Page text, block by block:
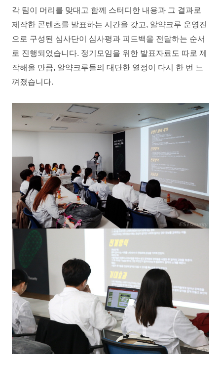
각 팀이 머리를 맞대고 함께 스터디한 내용과 그 결과로
제작한 콘텐츠를 발표하는 시간을 갖고, 알약크루 운영진
으로 구성된 심사단이 심사평과 피드백을 전달하는 순서
로 진행되었습니다. 정기모임을 위한 발표자료도 따로 제
작해올 만큼, 알약크루들의 대단한 열정이 다시 한 번 느
껴졌습니다.